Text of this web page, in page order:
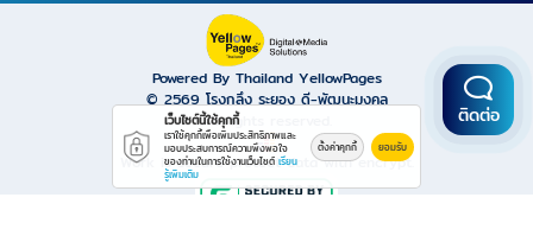
Powered By Thailand YellowPages
© 2569โรงกลึง ระยอง ดี-พัฒนะมงคล
All rights reserved.
Work is secure protect data with encrypt.
ติดต่อ
เว็บไซต์นี้ใช้คุกกี้
เราใช้คุกกี้เพื่อเพิ่มประสิทธิภาพและ
มอบประสบการณ์ความพึงพอใจ
ของท่านในการใช้งานเว็บไซต์ เรียน
รู้เพิ่มเติม
ตั้งค่าคุกกี้ ยอมรับ